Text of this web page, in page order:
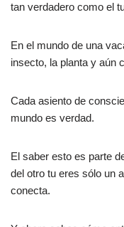
tan verdadero como el
En el mundo de una
insecto, la planta y aún
Cada asiento de
mundo es verdad.
El saber esto es parte
del otro tu eres sólo un
conecta.